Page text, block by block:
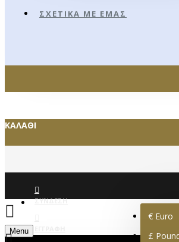
ΣΧΕΤΙΚΆ ΜΕ ΕΜΆΣ
ΚΑΛΆΘΙ
ΣΎΝΔΕΣΗ
€ Euro
£
Menu